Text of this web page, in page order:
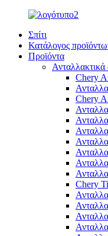
Σπίτι
Κατάλογος
Προϊόντα
Chery
Chery
Chery